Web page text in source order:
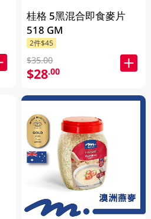
桂格 5黑混合即食麥片
518 GM
2件$45
$35.00
$28.00